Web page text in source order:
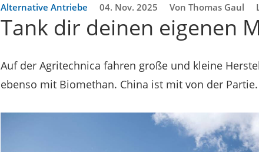
Alternative Antriebe 04. Nov. 2025 Von Thomas Gaul
Tank dir deinen eigenen
Auf der Agritechnica fahren große und kleine
ebenso mit Biomethan. China ist mit von der Partie.